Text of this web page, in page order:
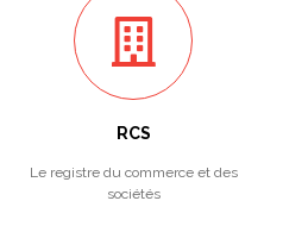
RCS
Le registre du commerce et des
sociétés